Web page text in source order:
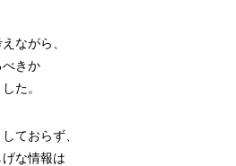
ながら、
きか
た。
ておらず、
な情報は